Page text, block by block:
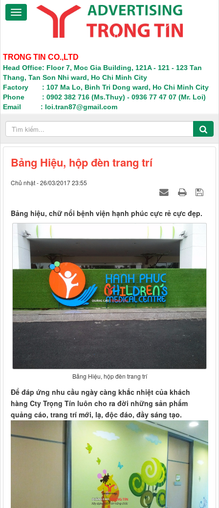
TRONG TIN CO.,LTD
Head Office: Floor 7, Moc Gia Building, 121A - 121 - 123 Tan
Thang, Tan Son Nhi ward, Ho Chi Minh City
Factory : 107 Ma Lo, Binh Tri Dong ward, Ho Chi Minh City
Phone : 0902 382 716 (Ms.Thuy) - 0936 77 47 07 (Mr. Loi)
Email : loi.tran87@gmail.com
Bảng Hiệu, hộp đèn trang trí
Chủ nhật - 26/03/2017 23:55
Bảng hiệu, chữ nổi bệnh viện hạnh phúc cực rẻ cực đẹp.
Bảng Hiệu, hộp đèn trang trí
Để đáp ứng nhu cầu ngày càng khắc nhiệt của khách
hàng Cty Trọng Tín luôn cho ra đời những sản phẩm
quảng cáo, trang trí mới, lạ, độc đáo, đầy sáng tạo.